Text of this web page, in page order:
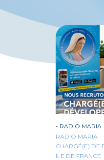
- RADIO MARIA
RADIO MARIA
CHARGÉ(E) DE
ÏLE DE FRANCE